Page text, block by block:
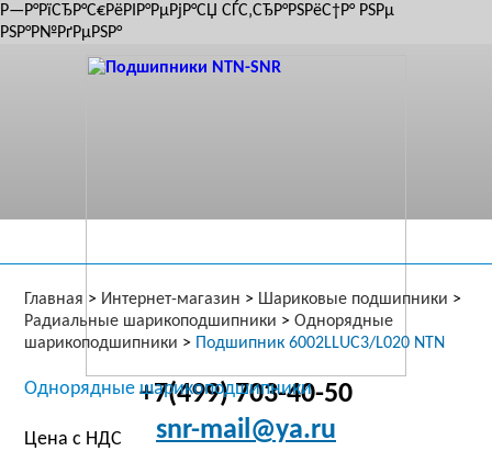
Р—Р°РїСЂР°С€РёРІР°РµРјР°СЏ СЃС‚СЂР°РЅРёС†Р° РЅРµ
РЅР°Р№РґРµРЅР°
+7(499) 703-40-50
snr-mail@ya.ru
Главная > Интернет-магазин > Шариковые подшипники >
Радиальные шарикоподшипники > Однорядные
шарикоподшипники > Подшипник 6002LLUC3/L020 NTN
Однорядные шарикоподшипники
Цена с НДС